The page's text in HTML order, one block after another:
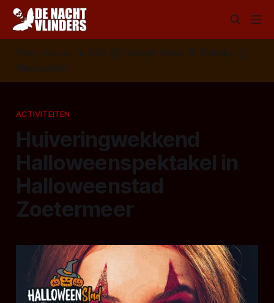
Volg ons op: 📣 RSS 📰 Google News 🦋 Bluesky
✉️
Nieuwsbrief
ACTIVITEITEN
Huiveringwekkend
Halloweenspektakel in
Halloweenstad
Zoetermeer